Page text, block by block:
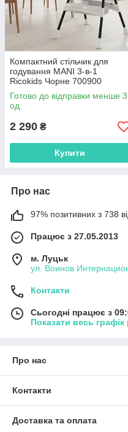
Компактний стільчик для
годування MANI 3-в-1
Ricokids Чорне 700900
Готово до відправки менше 3
од.
2 290 ₴
Купити
Про нас
97% позитивних з 738
Працює з 27.05.2013
м. Луцьк
ул. Воинов
Контакти
Сьогодні працює з
Показати весь графік
Про нас
Контакти
Доставка та оплата